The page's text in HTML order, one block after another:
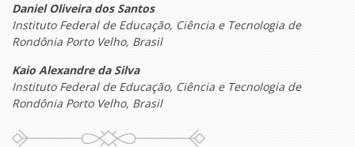
Daniel Oliveira dos Santos
Instituto Federal de Educação, Ciência e Tecnologia de
Rondônia Porto Velho, Brasil
Kaio Alexandre da Silva
Instituto Federal de Educação, Ciência e Tecnologia de
Rondônia Porto Velho, Brasil